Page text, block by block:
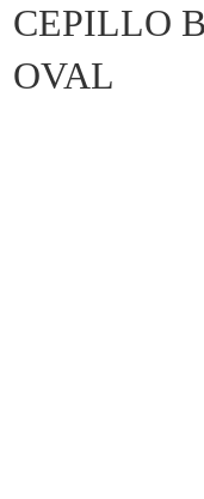
CEPILLO
OVAL